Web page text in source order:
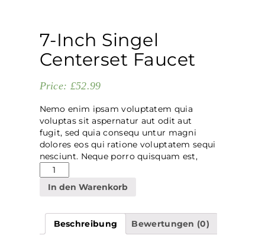
7-Inch Singel
Centerset Faucet
Price: £52.99
Nemo enim ipsam voluptatem quia
voluptas sit aspernatur aut odit aut
fugit, sed quia consequ untur magni
dolores eos qui ratione voluptatem sequi
nesciunt. Neque porro quisquam est,
In den Warenkorb
Beschreibung Bewertungen (0)